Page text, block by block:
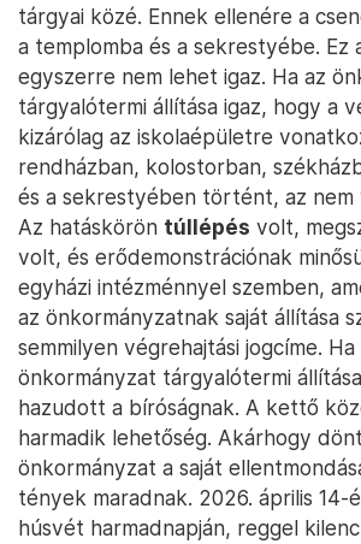
tárgyai közé. Ennek ellenére a
a templomba és a sekrestyébe. Ez
egyszerre nem lehet igaz. Ha az
tárgyalótermi állítása igaz, hogy a
kizárólag az iskolaépületre
rendházban, kolostorban,
és a sekrestyében történt, az nem
Az hatáskörön túllépés volt,
volt, és erődemonstrációnak
egyházi intézménnyel szemben,
az önkormányzatnak saját állítása
semmilyen végrehajtási jogcíme.
önkormányzat tárgyalótermi
hazudott a bíróságnak. A kettő
harmadik lehetőség. Akárhogy
önkormányzat a saját
tények maradnak. 2026. április 14-
húsvét harmadnapján, reggel